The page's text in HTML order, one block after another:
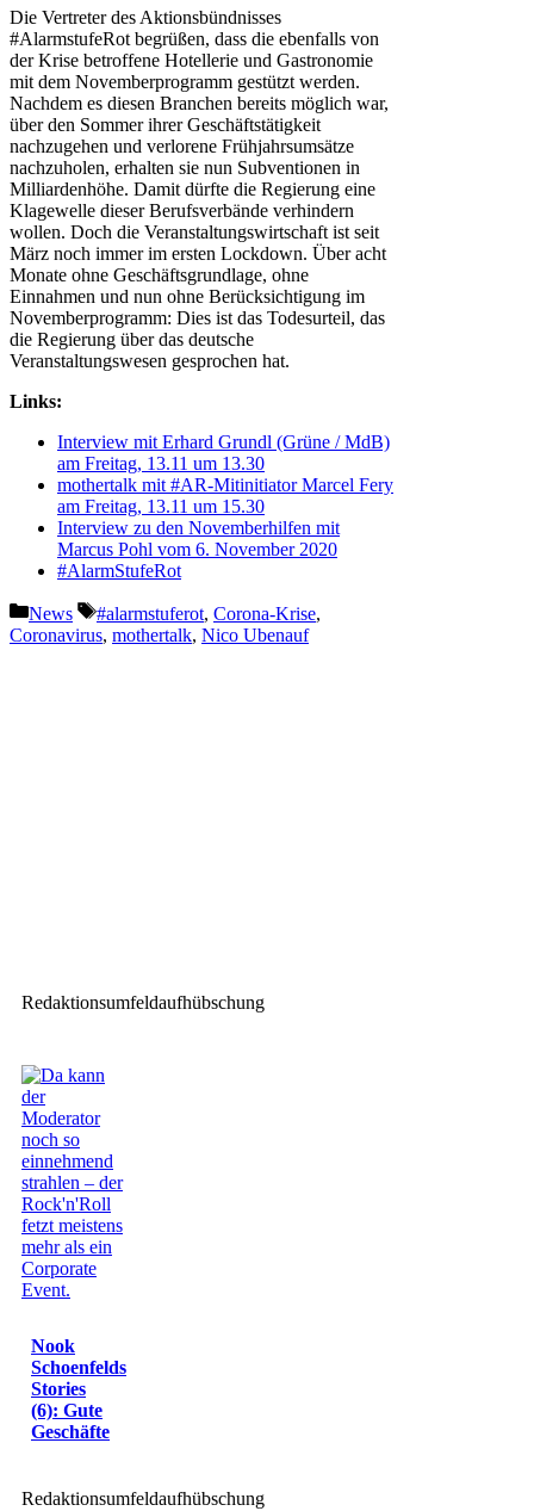
Die Vertreter des Aktionsbündnisses
#AlarmstufeRot begrüßen, dass die ebenfalls von
der Krise betroffene Hotellerie und Gastronomie
mit dem Novemberprogramm gestützt werden.
Nachdem es diesen Branchen bereits möglich war,
über den Sommer ihrer Geschäftstätigkeit
nachzugehen und verlorene Frühjahrsumsätze
nachzuholen, erhalten sie nun Subventionen in
Milliardenhöhe. Damit dürfte die Regierung eine
Klagewelle dieser Berufsverbände verhindern
wollen. Doch die Veranstaltungswirtschaft ist seit
März noch immer im ersten Lockdown. Über acht
Monate ohne Geschäftsgrundlage, ohne
Einnahmen und nun ohne Berücksichtigung im
Novemberprogramm: Dies ist das Todesurteil, das
die Regierung über das deutsche
Veranstaltungswesen gesprochen hat.
Links:
Interview mit Erhard Grundl (Grüne / MdB)
am Freitag, 13.11 um 13.30
mothertalk mit #AR-Mitinitiator Marcel Fery
am Freitag, 13.11 um 15.30
Interview zu den Novemberhilfen mit
Marcus Pohl vom 6. November 2020
#AlarmStufeRot
Kategorien
News Schlagwörter
#alarmstuferot, Corona-Krise,
Coronavirus, mothertalk, Nico Ubenauf
Redaktionsumfeldaufhübschung
Nook
Schoenfelds
Stories
(6): Gute
Geschäfte
Redaktionsumfeldaufhübschung